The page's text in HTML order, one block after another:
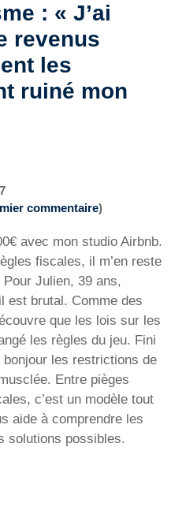
: « J’ai
revenus
les
ruiné mon
commentaire)
avec mon studio Airbnb.
fiscales, il m’en reste
Julien, 39 ans,
est brutal. Comme des
que les lois sur les
les règles du jeu. Fini
les restrictions de
Entre pièges
c’est un modèle tout
aide à comprendre les
solutions possibles.